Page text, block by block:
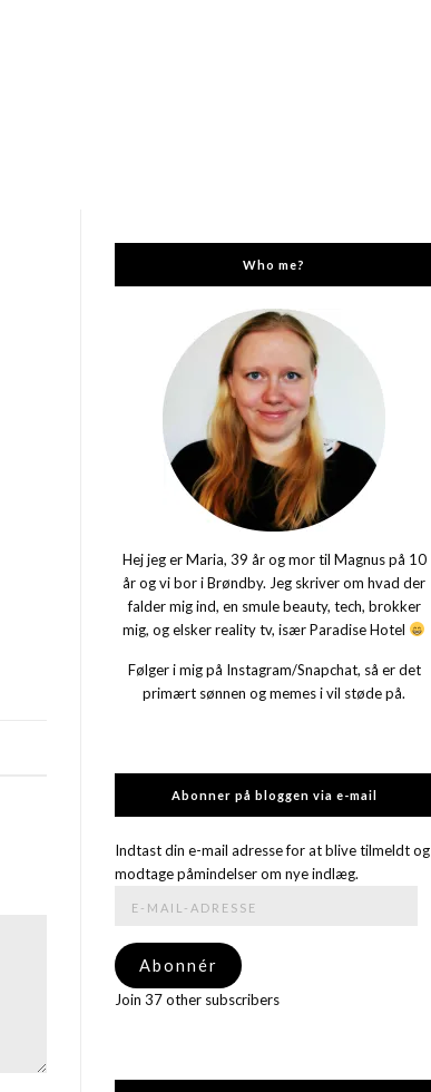
Who me?
Hej jeg er Maria, 39 år og mor til Magnus på 10
år og vi bor i Brøndby. Jeg skriver om hvad der
falder mig ind, en smule beauty, tech, brokker
mig, og elsker reality tv, især Paradise Hotel
Følger i mig på Instagram/Snapchat, så er det
primært sønnen og memes i vil støde på.
Abonner på bloggen via e-mail
Indtast din e-mail adresse for at blive tilmeldt og
modtage påmindelser om nye indlæg.
adresse
Abonnér
Join 37 other subscribers